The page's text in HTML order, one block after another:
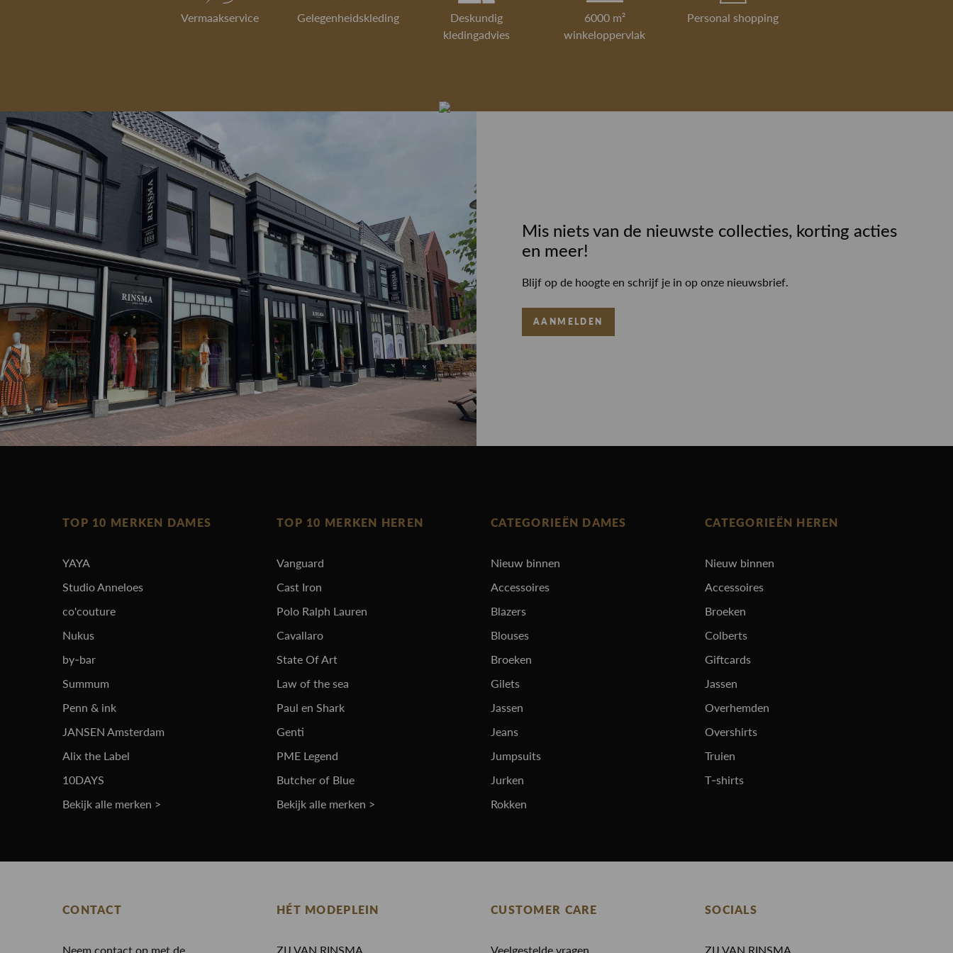
Vermaakservice Gelegenheidskleding
Deskundig
kledingadvies
6000 m²
winkeloppervlak
Personal shopping
Mis niets van de nieuwste collecties, korting acties
en meer!
Blijf op de hoogte en schrijf je in op onze nieuwsbrief.
AANMELDEN
TOP 10 MERKEN DAMES
YAYA
Studio Anneloes
co'couture
Nukus
by-bar
Summum
Penn & ink
JANSEN Amsterdam
Alix the Label
10DAYS
Bekijk alle merken >
TOP 10 MERKEN HEREN
Vanguard
Cast Iron
Polo Ralph Lauren
Cavallaro
State Of Art
Law of the sea
Paul en Shark
Genti
PME Legend
Butcher of Blue
Bekijk alle merken >
CATEGORIEËN DAMES
Nieuw binnen
Accessoires
Blazers
Blouses
Broeken
Gilets
Jassen
Jeans
Jumpsuits
Jurken
Rokken
CATEGORIEËN HEREN
Nieuw binnen
Accessoires
Broeken
Colberts
Giftcards
Jassen
Overhemden
Overshirts
Truien
T-shirts
CONTACT
Neem contact op met de
HÉT MODEPLEIN
ZIJ VAN RINSMA
CUSTOMER CARE
Veelgestelde vragen
SOCIALS
ZIJ VAN RINSMA